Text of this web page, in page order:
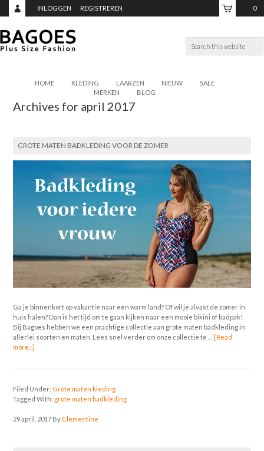
INLOGGEN REGISTREREN 0
€0,00
HOME KLEDING LAARZEN NIEUW
SALE
MERKEN
BLOG
Archives for april 2017
GROTE MATEN BADKLEDING VOOR DE ZOMER
Ga je binnenkort op vakantie naar een warm land? Of wil je alvast de zomer in
huis halen? Dan is het tijd om te gaan kijken naar een mooie bikini of badpak!
Bij Bagoes hebben we een prachtige collectie aan grote maten badkleding in
allerlei soorten en maten. Lees snel verder om onze collectie te …
[Read
more...]
Filed Under: Grote maten kleding
Tagged With: grote maten badkleding
29 april, 2017 By Clementine